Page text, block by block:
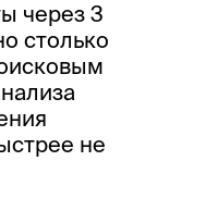
через 3
столько
не